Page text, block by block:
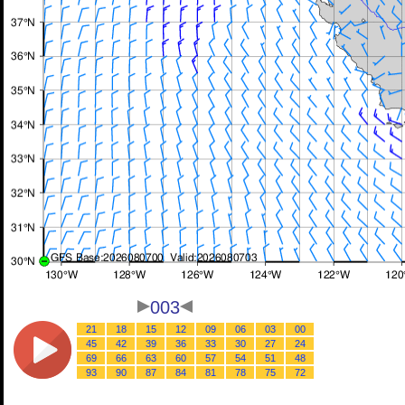
003
00
03
06
09
12
15
18
21
24
27
30
33
36
39
42
45
48
51
54
57
60
63
66
69
72
75
78
81
84
87
90
93